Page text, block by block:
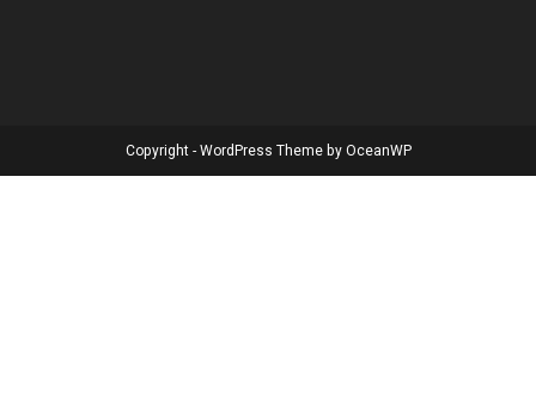
Copyright - WordPress Theme by OceanWP